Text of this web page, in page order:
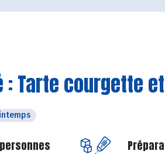
: Tarte courgette